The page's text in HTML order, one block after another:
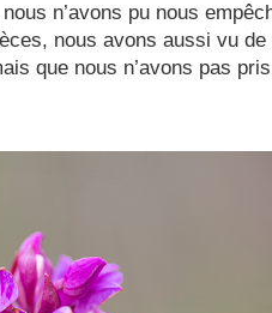
n’avons pu nous
nous avons aussi vu de
que nous n’avons pas